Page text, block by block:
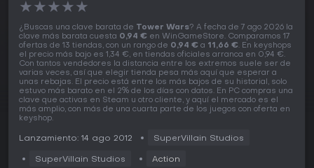
★★★★★
¿Buscas una clave barata de Tower Wars? A fecha de 7 ago 2026 la
clave más barata cuesta 0,94 € en WinGameStore. Comparamos 17
ofertas de 13 tiendas, con un rango de 0,94 € a 11,66 €. En keyshops
el precio más bajo es 1,34 €, en tiendas oficiales arranca en 0,94 €.
Con tantos vendedores la distancia entre los extremos suele ser de
varias veces, así que elegir tienda pesa más aquí que esperar a
unas rebajas. El precio está entre los más bajos de su historial, solo
estuvo más barato en el 2% de los días con datos. En PC compras una
clave que activas en Steam u otro cliente, y aquí el mercado es el
más amplio, con más de una cuarta parte de los juegos con oferta en
keyshop.
Lanzamiento: 14 ago 2012 SuperVillain Studios
SuperVillain Studios Action